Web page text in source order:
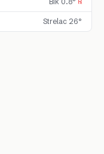
Strelac 26°